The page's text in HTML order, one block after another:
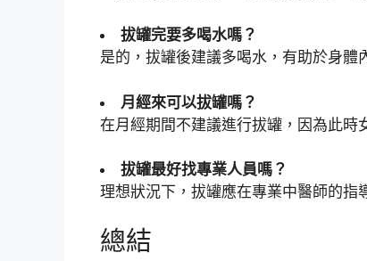
拔罐完要多喝水嗎？
是的，拔罐後建議多喝水，有助於身體
月經來可以拔罐嗎？
在月經期間不建議進行拔罐，因為此時
拔罐最好找專業人員嗎？
理想狀況下，拔罐應在專業中醫師的指
總結